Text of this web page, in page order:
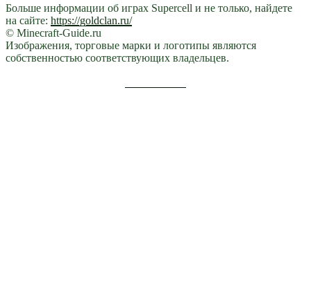
Больше информации об играх Supercell и не только, найдете
на сайте: https://goldclan.ru/
© Minecraft-Guide.ru
Изображения, торговые марки и логотипы являются
собственностью соответствующих владельцев.